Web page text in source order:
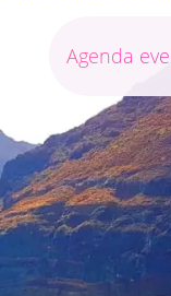
Agenda